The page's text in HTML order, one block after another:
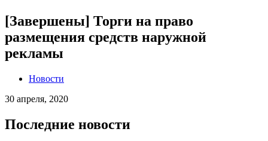
[Завершены] Торги на право
размещения средств наружной
рекламы
Новости
30 апреля, 2020
Последние новости